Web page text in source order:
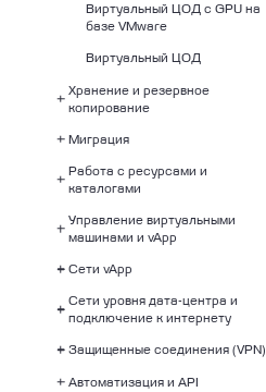
Виртуальный ЦОД с GPU на
базе VMware
Виртуальный ЦОД
Хранение и резервное
копирование
Резервный ЦОД
Резервное копирование в
облако
Резервное копирование
виртуальных машин
Миграция
Миграция с помощью
Хайстекс Акура
Миграция с помощью
VMware Cloud Director
файлов ova и ovf
Работа с ресурсами и
каталогами
Использование каталогов
VDC
Управление виртуальными
машинами и vApp
Виртуальные машины и vApp
Создание пустого vApp
Windows Server 2016
Сети vApp
Создание сети vApp
Сети уровня дата-центра и
подключение к интернету
Создание сети дата-центра
Настройка доступа в
Защищенные соединения (VPN)
Настройка IPsec VPN
Автоматизация и API